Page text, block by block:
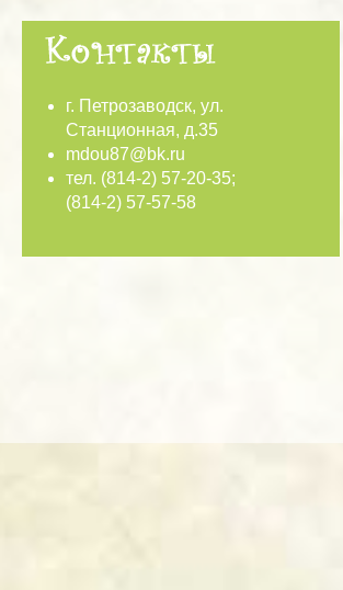
г. Петрозаводск, ул.
Станционная, д.35
mdou87@bk.ru
тел. (814-2) 57-20-35;
(814-2) 57-57-58